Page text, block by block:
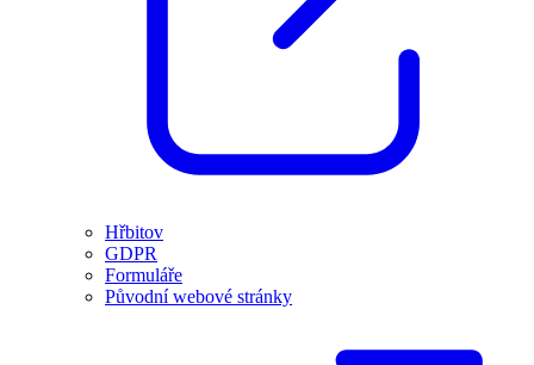
Hřbitov
GDPR
Formuláře
Původní webové stránky